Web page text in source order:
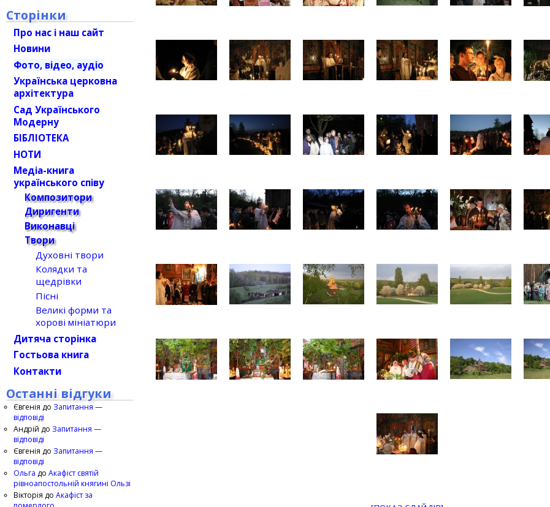
Сторінки
Про нас і наш сайт
Новини
Фото, відео, аудіо
Українська церковна
архітектура
Сад Українського
Модерну
БІБЛІОТЕКА
НОТИ
Медіа-книга
українського співу
Композитори
Диригенти
Виконавці
Твори
Духовні твори
Колядки та
щедрівки
Пісні
Великі форми та
хорові мініатюри
Дитяча сторінка
Гостьова книга
Контакти
Останні відгуки
Євгенія до Запитання —
відповіді
Андрій до Запитання —
відповіді
Євгенія до Запитання —
відповіді
Ольга до Акафіст святій
рівноапостольній княгині Ользі
Вікторія до Акафіст за